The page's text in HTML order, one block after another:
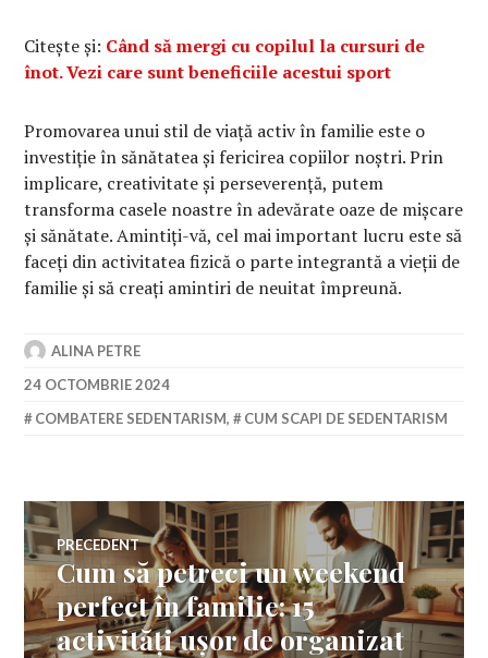
Citește și: Când să mergi cu copilul la cursuri de
înot. Vezi care sunt beneficiile acestui sport
Promovarea unui stil de viață activ în familie este o
investiție în sănătatea și fericirea copiilor noștri. Prin
implicare, creativitate și perseverență, putem
transforma casele noastre în adevărate oaze de mișcare
și sănătate. Amintiți-vă, cel mai important lucru este să
faceți din activitatea fizică o parte integrantă a vieții de
familie și să creați amintiri de neuitat împreună.
ALINA PETRE
24 OCTOMBRIE 2024
COMBATERE SEDENTARISM, CUM SCAPI DE SEDENTARISM
Navigare
în
PRECEDENT
Articolul
anterior:
Cum să petreci un weekend
perfect în familie: 15
activități ușor de organizat